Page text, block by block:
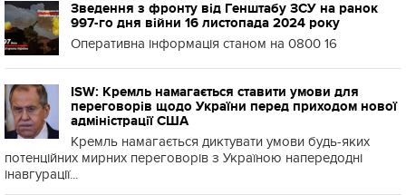
Зведення з фронту від Генштабу ЗСУ на ранок
997-го дня війни 16 листопада 2024 року
Оперативна інформація станом на 0800 16
ISW: Кремль намагається ставити умови для
переговорів щодо України перед приходом нової
адміністрації США
Кремль намагається диктувати умови будь-яких
потенційних мирних переговорів з Україною напередодні
інавгурації...